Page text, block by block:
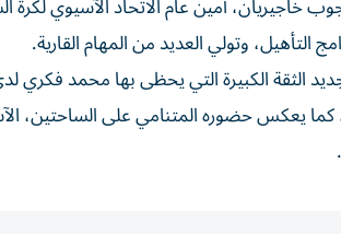
التأهيل، وتولي العديد من المهام القارية.
الثقة الكبيرة التي يحظى بها محمد فكري
يعكس حضوره المتنامي على الساحتين،